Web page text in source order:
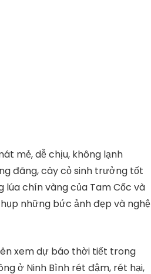
mẻ, dễ chịu, không lạnh
đãng, cây cỏ sinh trưởng tốt
lúa chín vàng của Tam Cốc và
những bức ảnh đẹp và nghệ
xem dự báo thời tiết trong
ở Ninh Bình rét đậm, rét hại,